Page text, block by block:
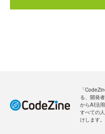
「
る、開発
からAI活
すべての
けします。